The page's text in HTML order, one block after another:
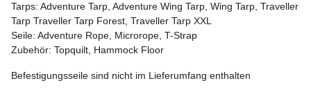
Tarps: Adventure Tarp, Adventure Wing Tarp, Wing Tarp, Traveller
Tarp Traveller Tarp Forest, Traveller Tarp XXL
Seile: Adventure Rope, Microrope, T-Strap
Zubehör: Topquilt, Hammock Floor
Befestigungsseile sind nicht im Lieferumfang enthalten